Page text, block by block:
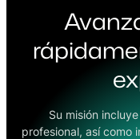
Su misión
profesional, así como